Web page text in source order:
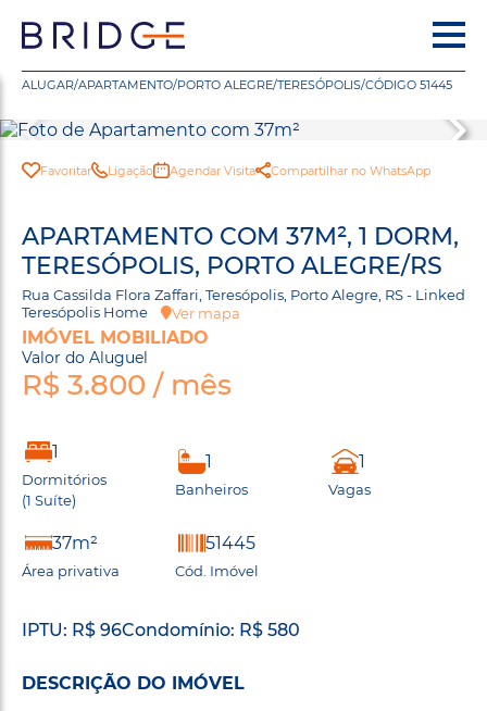
ALUGAR/APARTAMENTO/PORTO ALEGRE/TERESÓPOLIS/CÓDIGO 51445
Favoritar Ligação Agendar Visita Compartilhar no WhatsApp
APARTAMENTO COM 37M², 1 DORM,
TERESÓPOLIS, PORTO ALEGRE/RS
Rua Cassilda Flora Zaffari, Teresópolis, Porto Alegre, RS - Linked
Teresópolis Home
Ver mapa
IMÓVEL MOBILIADO
Valor do Aluguel
R$ 3.800 / mês
1
Dormitórios
(1 Suíte)
1
Banheiros
1
Vagas
37m²
Área privativa
51445
Cód. Imóvel
IPTU: R$ 96Condomínio: R$ 580
DESCRIÇÃO DO IMÓVEL